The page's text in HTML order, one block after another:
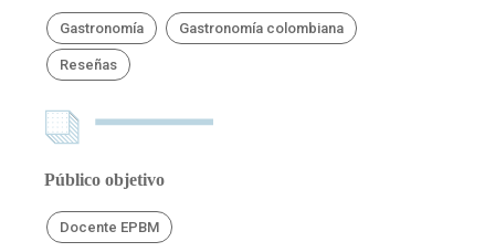
Gastronomía Gastronomía colombiana
Reseñas
Público objetivo
Docente EPBM